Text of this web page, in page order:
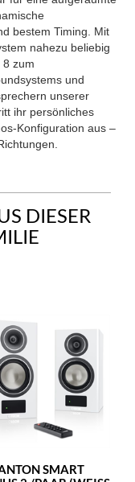
bestem Timing. Mit
nahezu beliebig
8 zum
und
unserer
ihr persönliches
Konfiguration aus –
DIESER
SMART